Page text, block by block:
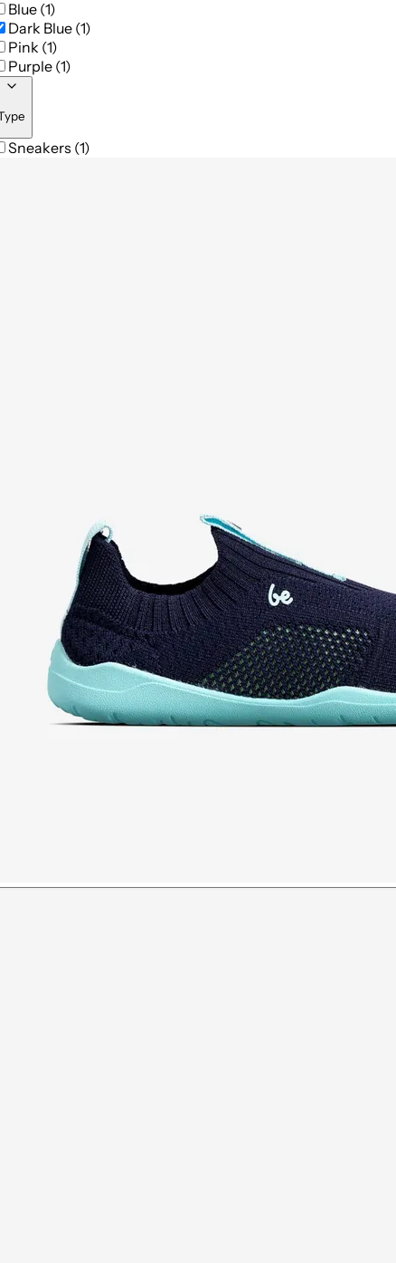
Blue (1)
Dark Blue (1)
Pink (1)
Purple (1)
Sneakers (1)